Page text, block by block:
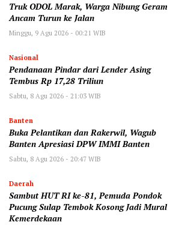
Truk ODOL Marak, Warga Nibung Geram
Ancam Turun ke Jalan
Minggu, 9 Agu 2026 - 00:21 WIB
Nasional
Pendanaan Pindar dari Lender Asing
Tembus Rp 17,28 Triliun
Sabtu, 8 Agu 2026 - 21:03 WIB
Banten
Buka Pelantikan dan Rakerwil, Wagub
Banten Apresiasi DPW IMMI Banten
Sabtu, 8 Agu 2026 - 20:47 WIB
Daerah
Sambut HUT RI ke-81, Pemuda Pondok
Pucung Sulap Tembok Kosong Jadi Mural
Kemerdekaan